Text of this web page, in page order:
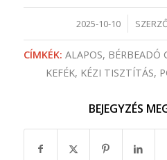
2025-10-10
/
CÍMKÉK: ALAPOS, BÉRBEADÓ
KEFÉK, KÉZI TISZTÍTÁS,
BEJEGYZÉS